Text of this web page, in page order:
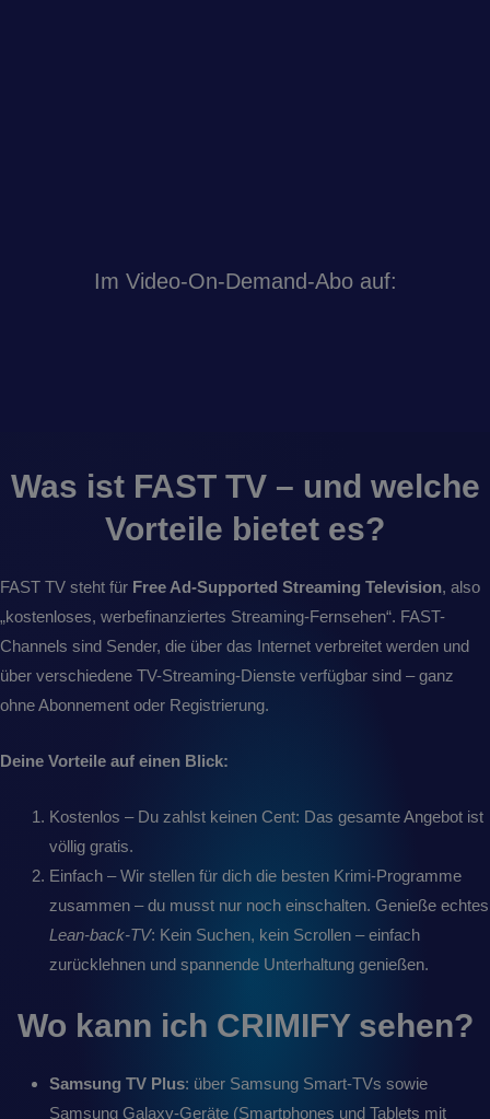
Im Video-On-Demand-Abo auf:
Was ist FAST TV – und welche
Vorteile bietet es?
FAST TV steht für Free Ad-Supported Streaming Television, also
„kostenloses, werbefinanziertes Streaming-Fernsehen“. FAST-
Channels sind Sender, die über das Internet verbreitet werden und
über verschiedene TV-Streaming-Dienste verfügbar sind – ganz
ohne Abonnement oder Registrierung.
Deine Vorteile auf einen Blick:
Kostenlos – Du zahlst keinen Cent: Das gesamte Angebot ist
völlig gratis.
Einfach – Wir stellen für dich die besten Krimi-Programme
zusammen – du musst nur noch einschalten. Genieße echtes
Lean-back-TV: Kein Suchen, kein Scrollen – einfach
zurücklehnen und spannende Unterhaltung genießen.
Wo kann ich CRIMIFY sehen?
Samsung TV Plus: über Samsung Smart-TVs sowie
Samsung Galaxy-Geräte (Smartphones und Tablets mit